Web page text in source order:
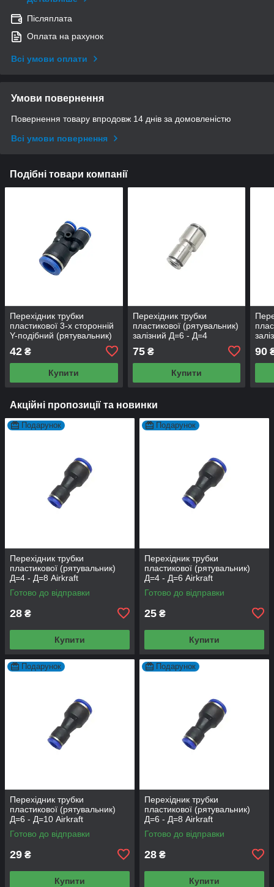
Післяплата
Оплата на рахунок
Всі умови оплати
Умови повернення
Повернення товару впродовж 14 днів за домовленістю
Всі умови повернення
Подібні товари компанії
Перехідник трубки
пластикової 3-х сторонній
Y-подібний (рятувальник)
42 ₴
Купити
Перехідник трубки
пластикової (рятувальник)
залізний Д=6 - Д=4
75₴
Купити
90
Акційні пропозиції та новинки
Подарунок
Перехідник трубки
пластикової (рятувальник)
Д=4 - Д=8 Airkraft
Готово до відправки
28 ₴
Купити
Подарунок
Перехідник трубки
пластикової (рятувальник)
Д=4 - Д=6 Airkraft
Готово до відправки
25 ₴
Купити
Подарунок
Перехідник трубки
пластикової (рятувальник)
Д=6 - Д=10 Airkraft
Готово до відправки
29 ₴
Купити
Подарунок
Перехідник трубки
пластикової (рятувальник)
Д=6 - Д=8 Airkraft
Готово до відправки
28 ₴
Купити